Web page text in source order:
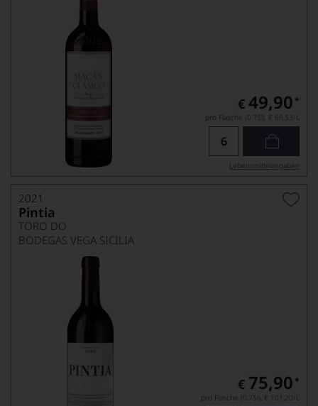
€ 49,90 *
pro Flasche (0.75l), € 66,53/L
Lebensmittel­angaben
2021
Pintia
TORO DO
BODEGAS VEGA SICILIA
€ 75,90 *
pro Flasche (0.75l), € 101,20/L